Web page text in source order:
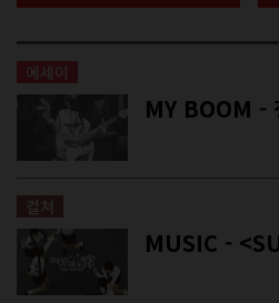
에세이
MY BOOM -
컬쳐